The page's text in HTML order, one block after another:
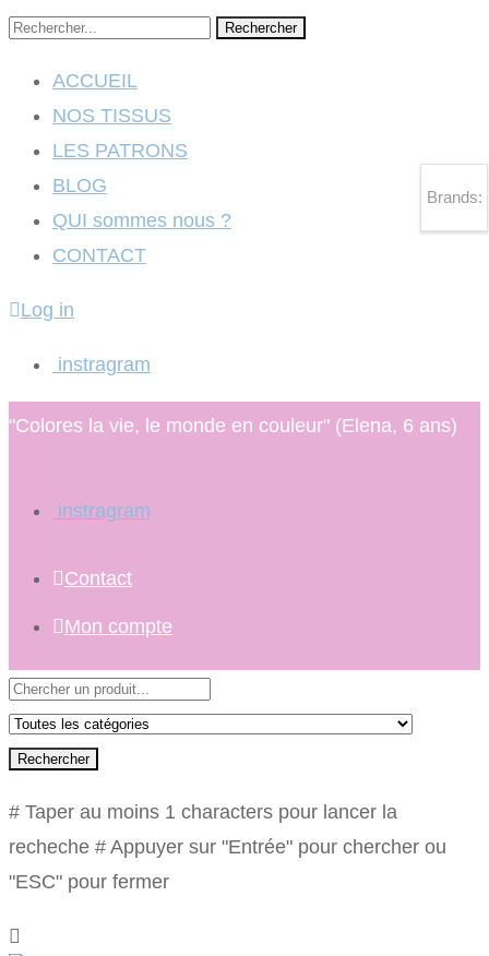
Rechercher
ACCUEIL
NOS TISSUS
LES PATRONS
BLOG
QUI sommes nous ?
CONTACT
Log in
instragram
"Colores la vie, le monde en couleur" (Elena, 6 ans)
instragram
Contact
Mon compte
Rechercher
# Taper au moins 1 characters pour lancer la
recheche # Appuyer sur "Entrée" pour chercher ou
"ESC" pour fermer
Brands: